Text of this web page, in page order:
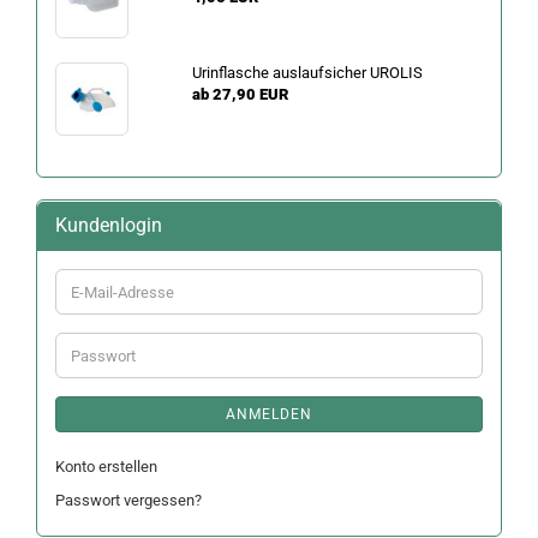
Urinflasche auslaufsicher UROLIS
ab 27,90 EUR
Kundenlogin
E-
Mail-
Adresse
Passwort
ANMELDEN
Konto erstellen
Passwort vergessen?